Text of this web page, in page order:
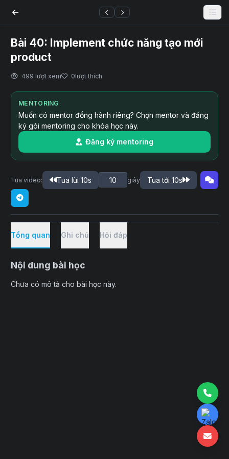
00:00
Bài 40: Implement chức năng tạo mới
product
499 lượt xem 0lượt thích
MENTORING
Muốn có mentor đồng hành riêng? Chọn mentor và đăng
ký gói mentoring cho khóa học này.
Đăng ký mentoring
Tua video: Tua lùi 10s giây Tua tới 10s
Tổng quan Ghi chú Hỏi đáp
Nội dung bài học
Chưa có mô tả cho bài học này.